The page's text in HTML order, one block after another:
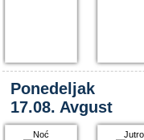
Ponedeljak
17.08. Avgust
Noć Jutro